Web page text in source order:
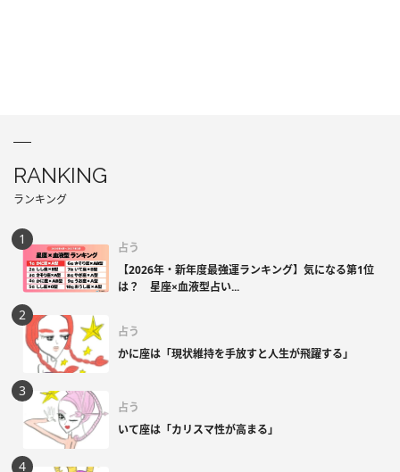
RANKING
ランキング
占う
【2026年・新年度最強運ランキング】気になる第1位
は？ 星座×血液型占い...
占う
かに座は「現状維持を手放すと人生が飛躍する」
占う
いて座は「カリスマ性が高まる」